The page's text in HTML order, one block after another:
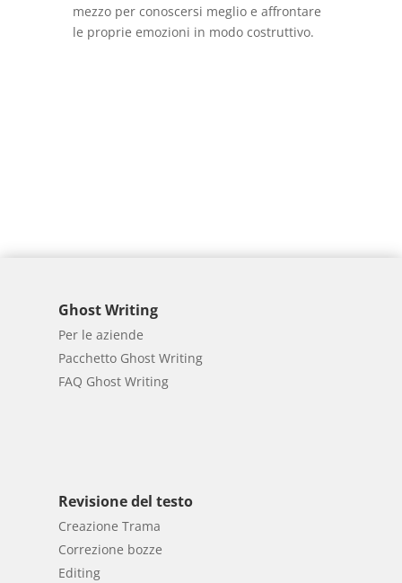
mezzo per conoscersi meglio e affrontare
le proprie emozioni in modo costruttivo.
Ghost Writing
Per le aziende
Pacchetto Ghost Writing
FAQ Ghost Writing
Revisione del testo
Creazione Trama
Correzione bozze
Editing